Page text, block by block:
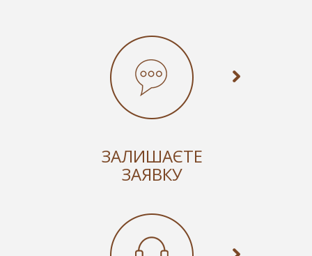
ЗАЛИШАЄТЕ
ЗАЯВКУ